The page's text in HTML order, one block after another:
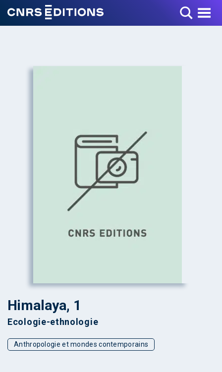
Toggle Menu
Himalaya, 1
Ecologie-ethnologie
Anthropologie et mondes contemporains